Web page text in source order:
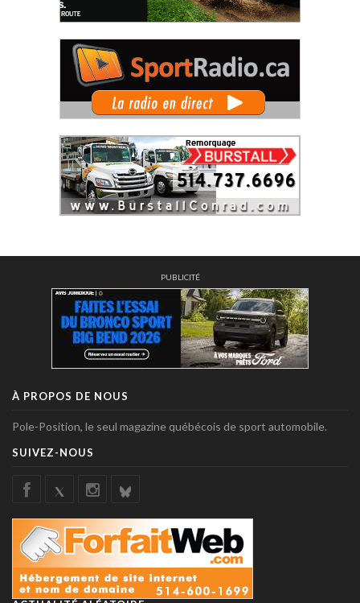
PUBLICITÉ
À PROPOS DE NOUS
Pole-Position, le seul magazine québécois de sport automobile.
SUIVEZ-NOUS